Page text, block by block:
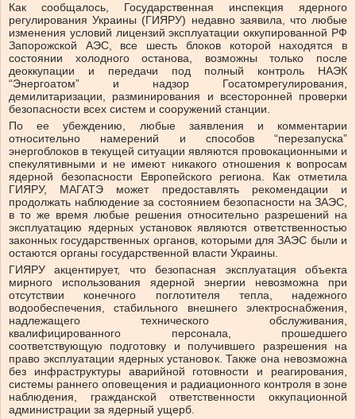
Как сообщалось, Государственная инспекция ядерного
регулирования Украины (ГИЯРУ) недавно заявила, что любые
изменения условий лицензий эксплуатации оккупированной РФ
Запорожской АЭС, все шесть блоков которой находятся в
состоянии холодного останова, возможны только после
деоккупации и передачи под полный контроль НАЭК
“Энергоатом” и надзор Госатомрегулирования,
демилитаризации, разминирования и всесторонней проверки
безопасности всех систем и сооружений станции.
По ее убеждению, любые заявления и комментарии
относительно намерений и способов “перезапуска”
энергоблоков в текущей ситуации являются провокационными и
спекулятивными и не имеют никакого отношения к вопросам
ядерной безопасности Европейского региона. Как отметила
ГИЯРУ, МАГАТЭ может предоставлять рекомендации и
продолжать наблюдение за состоянием безопасности на ЗАЭС,
в то же время любые решения относительно разрешений на
эксплуатацию ядерных установок являются ответственностью
законных государственных органов, которыми для ЗАЭС были и
остаются органы государственной власти Украины.
ГИЯРУ акцентирует, что безопасная эксплуатация объекта
мирного использования ядерной энергии невозможна при
отсутствии конечного поглотителя тепла, надежного
водообеспечения, стабильного внешнего электроснабжения,
надлежащего технического обслуживания,
квалифицированного персонала, прошедшего
соответствующую подготовку и получившего разрешения на
право эксплуатации ядерных установок. Также она невозможна
без инфраструктуры аварийной готовности и реагирования,
системы раннего оповещения и радиационного контроля в зоне
наблюдения, гражданской ответственности оккупационной
администрации за ядерный ущерб.